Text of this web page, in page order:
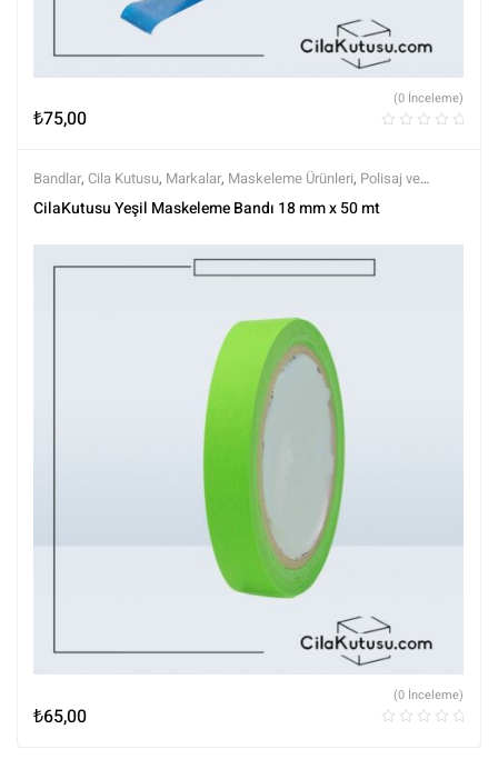
₺75,00
(0 İnceleme)
Bandlar, Cila Kutusu, Markalar, Maskeleme Ürünleri, Polisaj ve
Parlatma,Tüm Ürünler,Tüm Ürünler
CilaKutusu Yeşil Maskeleme Bandı 18 mm x 50 mt
₺65,00
(0 İnceleme)